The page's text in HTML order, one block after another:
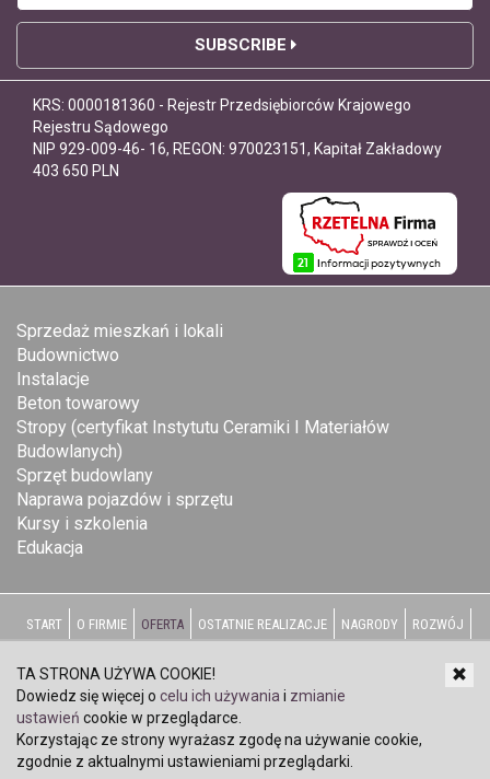
SUBSCRIBE
KRS: 0000181360 - Rejestr Przedsiębiorców Krajowego
Rejestru Sądowego
NIP 929-009-46- 16, REGON: 970023151, Kapitał Zakładowy
403 650 PLN
Sprzedaż mieszkań i lokali
Budownictwo
Instalacje
Beton towarowy
Stropy (certyfikat Instytutu Ceramiki I Materiałów
Budowlanych)
Sprzęt budowlany
Naprawa pojazdów i sprzętu
Kursy i szkolenia
Edukacja
START O FIRMIE OFERTA OSTATNIE REALIZACJE NAGRODY ROZWÓJ
WSPIERAMY
Copyright © www.pbozg.pl Przedsiębiorstwo Budownictwa
Ogólnego Sp. z o.o
strony www
TA STRONA UŻYWA COOKIE!
Dowiedz się więcej o celu ich używania i zmianie
ustawień cookie w przeglądarce.
Korzystając ze strony wyrażasz zgodę na używanie cookie,
zgodnie z aktualnymi ustawieniami przeglądarki.